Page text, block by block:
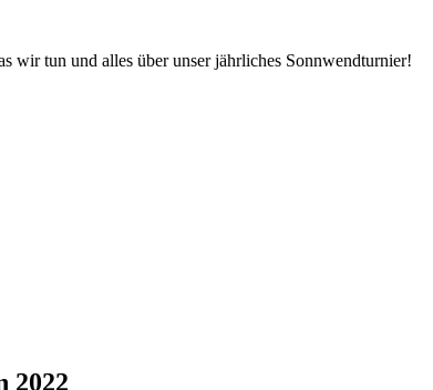
wir tun und alles über unser jährliches Sonnwendturnier!
2022